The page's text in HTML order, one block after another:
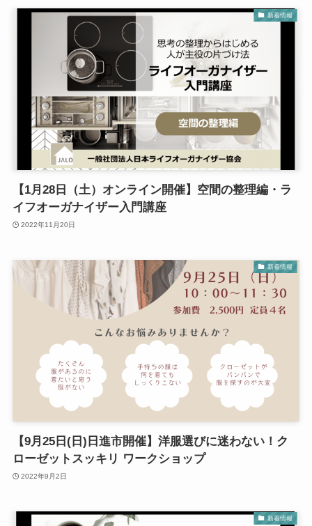
新着情報
【1月28日（土）オンライン開催】空間の整理編・ラ
イフオーガナイザー入門講座
2022年11月20日
新着情報
【9月25日(日)日進市開催】洋服選びに迷わない！ク
ローゼットスッキリ ワークショップ
2022年9月2日
新着情報